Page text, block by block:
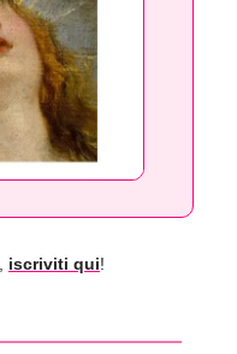
iscriviti qui!